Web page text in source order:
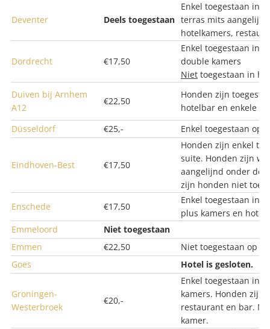
Deventer Deels toegestaan
Enkel toegestaan in
terras mits
hotelkamers,
Dordrecht €17,50
Enkel toegestaan in
double kamers
Niet toegestaan in
Duiven bij Arnhem
A12
€22,50
Honden zijn
hotelbar en enkele
Düsseldorf
€25,- Enkel toegestaan op
Eindhoven-Best €17,50
Honden zijn enkel
suite. Honden zijn
aangelijnd onder de
zijn honden niet
Enschede
€17,50
Enkel toegestaan in
plus kamers en
Emmeloord
Niet toegestaan
Emmen
€22,50
Niet toegestaan op
Goes
Hotel is gesloten.
Groningen-
Westerbroek
€20,-
Enkel toegestaan in
kamers. Honden zijn
restaurant en bar.
kamer.